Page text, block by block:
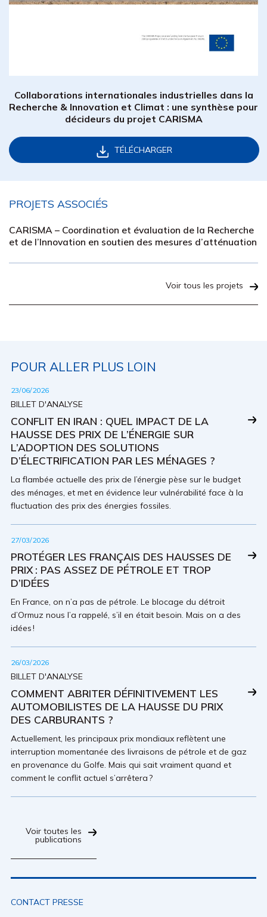
Collaborations internationales industrielles dans la
Recherche & Innovation et Climat : une synthèse pour
décideurs du projet CARISMA
TÉLÉCHARGER
PROJETS ASSOCIÉS
CARISMA – Coordination et évaluation de la Recherche
et de l’Innovation en soutien des mesures d’atténuation
Voir tous les projets
POUR ALLER PLUS LOIN
23/06/2026
BILLET D'ANALYSE
CONFLIT EN IRAN : QUEL IMPACT DE LA
HAUSSE DES PRIX DE L’ÉNERGIE SUR
L’ADOPTION DES SOLUTIONS
D’ÉLECTRIFICATION PAR LES MÉNAGES ?
La flambée actuelle des prix de l’énergie pèse sur le budget
des ménages, et met en évidence leur vulnérabilité face à la
fluctuation des prix des énergies fossiles.
27/03/2026
PROTÉGER LES FRANÇAIS DES HAUSSES DE
PRIX : PAS ASSEZ DE PÉTROLE ET TROP
D’IDÉES
En France, on n’a pas de pétrole. Le blocage du détroit
d’Ormuz nous l’a rappelé, s’il en était besoin. Mais on a des
idées !
26/03/2026
BILLET D'ANALYSE
COMMENT ABRITER DÉFINITIVEMENT LES
AUTOMOBILISTES DE LA HAUSSE DU PRIX
DES CARBURANTS ?
Actuellement, les principaux prix mondiaux reflètent une
interruption momentanée des livraisons de pétrole et de gaz
en provenance du Golfe. Mais qui sait vraiment quand et
comment le conflit actuel s’arrêtera ?
Voir toutes les
publications
CONTACT PRESSE